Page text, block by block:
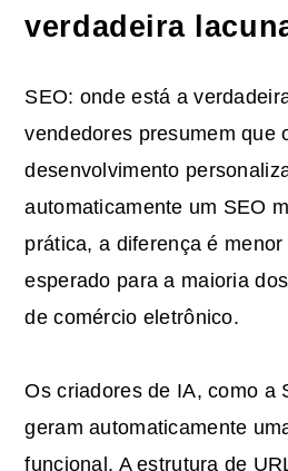
verdadeira
SEO: onde está a
vendedores presumem que
desenvolvimento
automaticamente um SEO
prática, a diferença é
esperado para a maioria
de comércio eletrônico.
Os criadores de IA, como a
geram automaticamente
funcional. A estrutura de